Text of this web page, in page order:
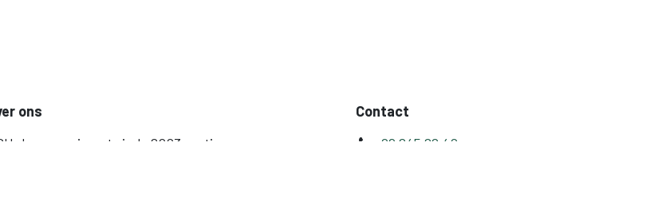
ons
organiseert sinds 2003 gratis
Contact
09 245 28 40